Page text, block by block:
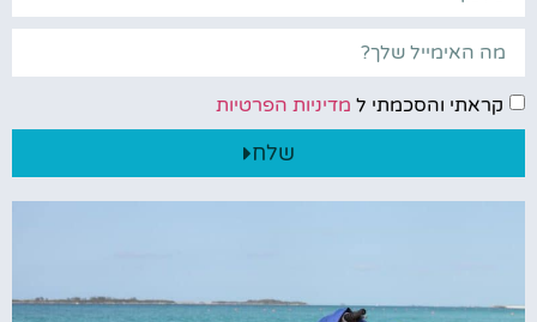
קראתי והסכמתי ל מדיניות הפרטיות
שלח